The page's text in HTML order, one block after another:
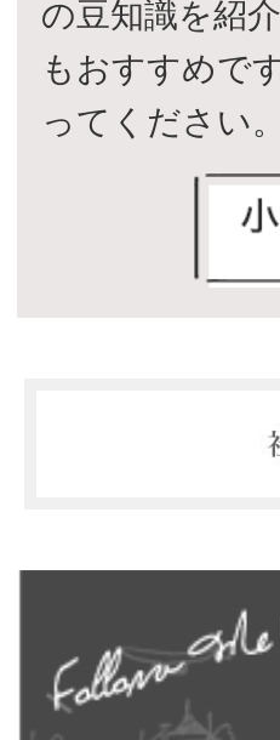
の豆知識を紹
もおすすめで
ってください。